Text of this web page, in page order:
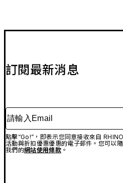
訂閱最新消息
請輸入Email
點擊“Go!”，即表示您同意接收來自
活動與折扣優惠優惠的電子郵件。您可以
我們的網站使用條款。